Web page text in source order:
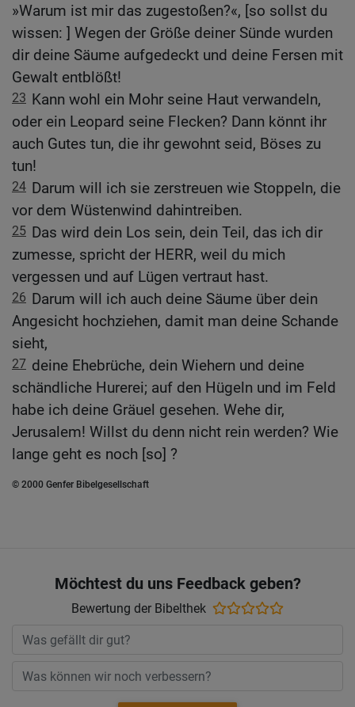
»Warum ist mir das zugestoßen?«, [so sollst du
wissen: ] Wegen der Größe deiner Sünde wurden
dir deine Säume aufgedeckt und deine Fersen mit
Gewalt entblößt!
23 Kann wohl ein Mohr seine Haut verwandeln,
oder ein Leopard seine Flecken? Dann könnt ihr
auch Gutes tun, die ihr gewohnt seid, Böses zu
tun!
24 Darum will ich sie zerstreuen wie Stoppeln, die
vor dem Wüstenwind dahintreiben.
25 Das wird dein Los sein, dein Teil, das ich dir
zumesse, spricht der HERR, weil du mich
vergessen und auf Lügen vertraut hast.
26 Darum will ich auch deine Säume über dein
Angesicht hochziehen, damit man deine Schande
sieht,
27 deine Ehebrüche, dein Wiehern und deine
schändliche Hurerei; auf den Hügeln und im Feld
habe ich deine Gräuel gesehen. Wehe dir,
Jerusalem! Willst du denn nicht rein werden? Wie
lange geht es noch [so] ?
© 2000 Genfer Bibelgesellschaft
Möchtest du uns Feedback geben?
Bewertung der Bibelthek